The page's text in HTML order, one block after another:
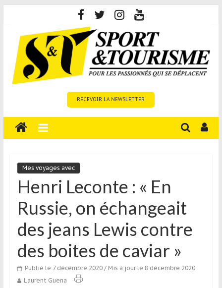
content
Tourisme
est
média
sur
tourisme
sportif
qui
aux
voyageurs
ponctuels
RECEVOIR LA NEWSLETTER
Mes voyages avec
Henri Leconte : « En
Russie, on échangeait
des jeans Lewis contre
des boites de caviar »
Publié le 7 décembre 2020/ Mis à jour le 8 décembre 2020
Laurent Guena